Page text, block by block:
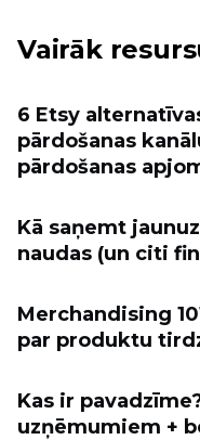
Vairāk
6 Etsy
pārdošanas
pārdošanas
Kā saņemt
naudas (un citi
Merchandising
par produktu
Kas ir
uzņēmumiem +